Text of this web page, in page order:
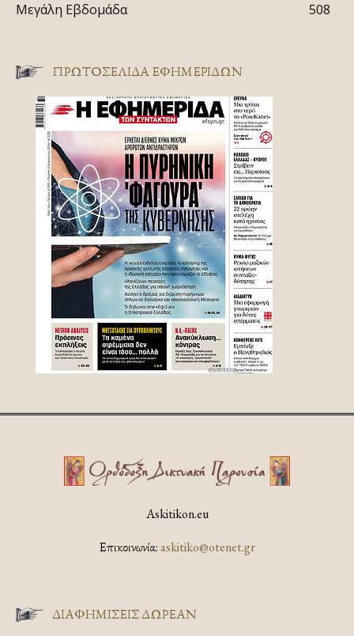
Μεγάλη Εβδομάδα
508
ΠΡΩΤΟΣΈΛΙΔΑ ΕΦΗΜΕΡΊΔΩΝ
Askitikon.eu
Επικοινωνία:askitiko@otenet.gr
ΔΙΑΦΗΜΊΣΕΙΣ ΔΩΡΕΆΝ